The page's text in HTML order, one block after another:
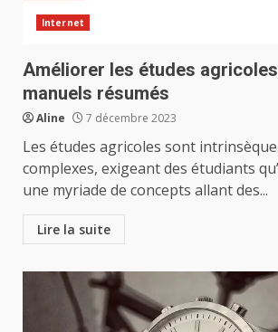
Internet
Améliorer les études
manuels résumés
Aline 7 décembre 2023
Les études agricoles sont
complexes, exigeant des étudiants
une myriade de concepts allant des...
Lire la suite